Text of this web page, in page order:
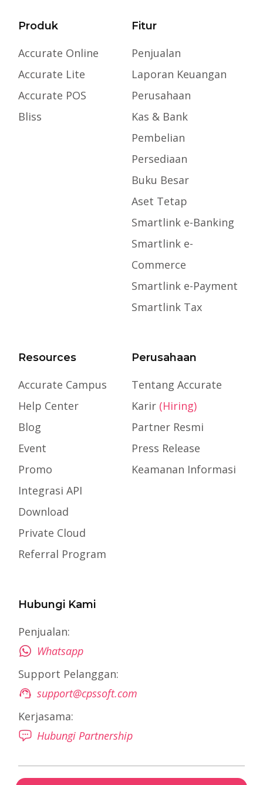
Produk
Accurate Online
Accurate Lite
Accurate POS
Bliss
Fitur
Penjualan
Laporan Keuangan
Perusahaan
Kas & Bank
Pembelian
Persediaan
Buku Besar
Aset Tetap
Smartlink e-Banking
Smartlink e-
Commerce
Smartlink e-Payment
Smartlink Tax
Resources
Accurate Campus
Help Center
Blog
Event
Promo
Integrasi API
Download
Private Cloud
Referral Program
Perusahaan
Tentang Accurate
Karir (Hiring)
Partner Resmi
Press Release
Keamanan Informasi
Hubungi Kami
Penjualan:
Whatsapp
Support Pelanggan:
support@cpssoft.com
Kerjasama:
Hubungi Partnership